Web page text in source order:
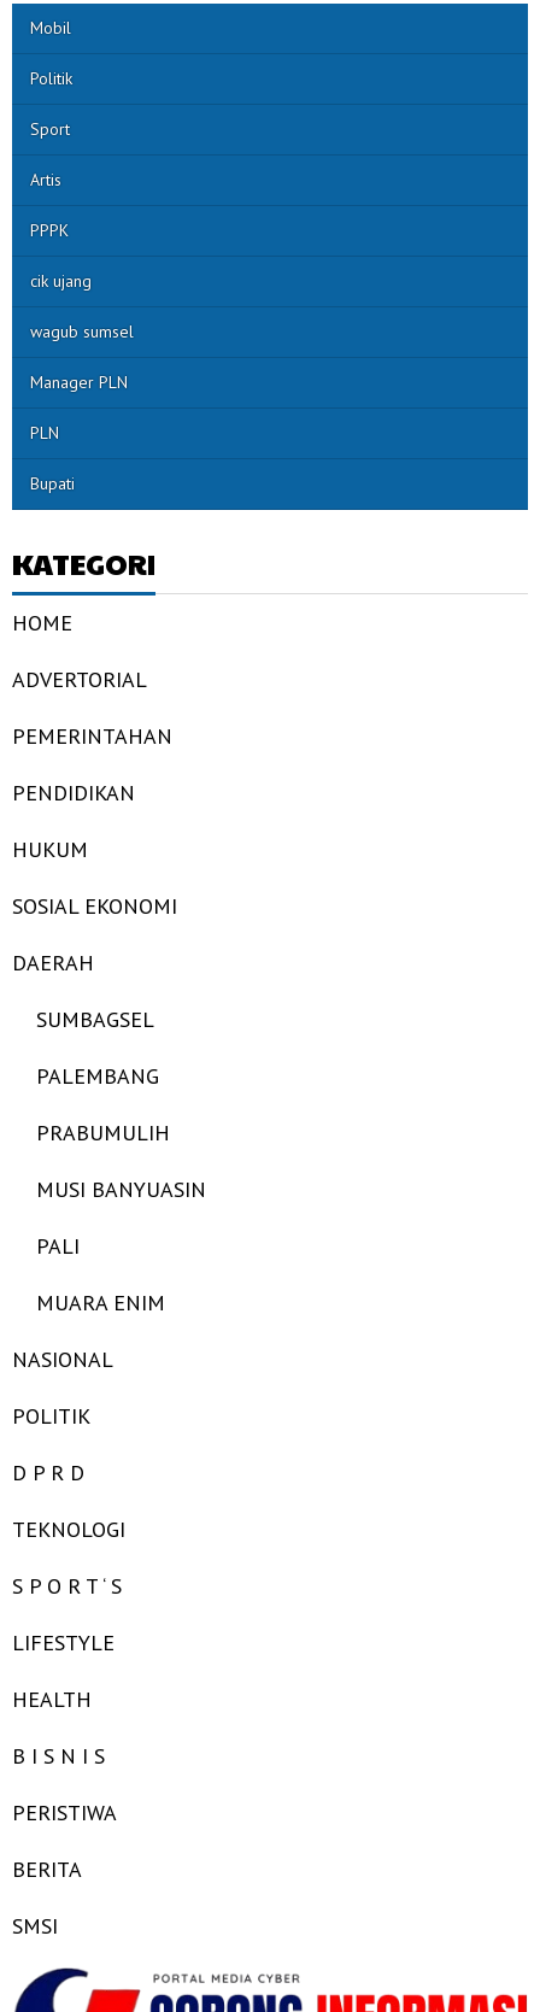
Mobil
Politik
Sport
Artis
PPPK
cik ujang
wagub sumsel
Manager PLN
PLN
Bupati
KATEGORI
HOME
ADVERTORIAL
PEMERINTAHAN
PENDIDIKAN
HUKUM
SOSIAL EKONOMI
DAERAH
SUMBAGSEL
PALEMBANG
PRABUMULIH
MUSI BANYUASIN
PALI
MUARA ENIM
NASIONAL
POLITIK
D P R D
TEKNOLOGI
S P O R T ‘ S
LIFESTYLE
HEALTH
B I S N I S
PERISTIWA
BERITA
SMSI